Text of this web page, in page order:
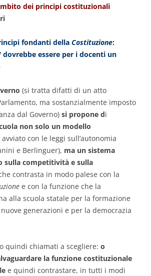
dei principi costituzionali
fondanti della Costituzione:
dovrebbe essere per i docenti un
(si tratta difatti di un atto
ma sostanzialmente imposto
dal Governo) si propone di
non solo un modello
avviato con le leggi sull’autonomia
e Berlinguer), ma un sistema
sulla competitività e sulla
contrasta in modo palese con la
e con la funzione che la
alla scuola statale per la formazione
generazioni e per la democrazia
quindi chiamati a scegliere: o
la funzione costituzionale
e quindi contrastare, in tutti i modi